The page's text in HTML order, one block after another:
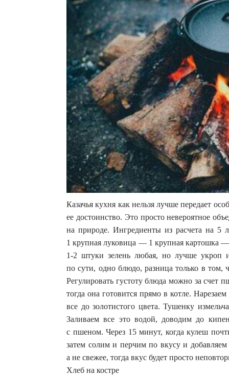
Казачья кухня как нельзя лучше передает
ее достоинство. Это просто невероятное
на природе. Ингредиенты из расчета
1 крупная луковица — 1 крупная картошка
1-2 штуки зелень любая, но лучше
по сути, одно блюдо, разница только в
Регулировать густоту блюда можно за счет
тогда она готовится прямо в котле.
все до золотистого цвета. Тушенку
Заливаем все это водой, доводим до
с пшеном. Через 15 минут, когда кулеш
затем солим и перчим по вкусу и добавляем
а не свежее, тогда вкус будет просто
Хлеб на костре